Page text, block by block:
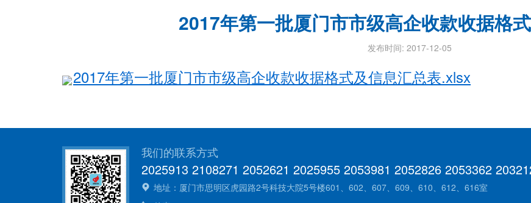
2017年第一批厦门市市级高企收款收据格
发布时间: 2017-12-05
2017年第一批厦门市市级高企收款收据格式及信息汇总表.xlsx
我们的联系方式
2025913 2108271 2052621 2025955 2053981 2052826 2053362
地址：厦门市思明区虎园路2号科技大院5号楼601、602、607、609、610、612、616室